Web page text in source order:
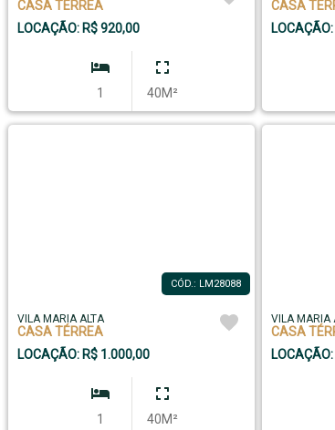
CASA TÉRREA
LOCAÇÃO: R$ 920,00
1 40M²
CASA
CÓD.: LM28088
VILA MARIA ALTA
CASA TÉRREA
LOCAÇÃO: R$ 1.000,00
1 40M²
VILA MARIA
CASA